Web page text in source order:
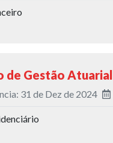
de Gestão Atuarial
31 de Dez de 2024